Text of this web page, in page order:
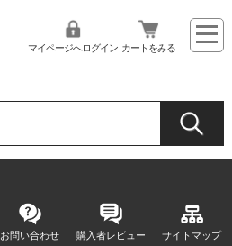
マイページへログイン カートをみる
お問い合わせ 購入者レビュー サイトマップ